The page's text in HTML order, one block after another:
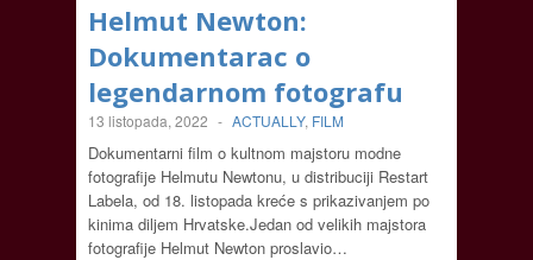
Helmut Newton:
Dokumentarac o
legendarnom fotografu
13 listopada, 2022 - ACTUALLY, FILM
Dokumentarni film o kultnom majstoru modne
fotografije Helmutu Newtonu, u distribuciji Restart
Labela, od 18. listopada kreće s prikazivanjem po
kinima diljem Hrvatske.Jedan od velikih majstora
fotografije Helmut Newton proslavio…